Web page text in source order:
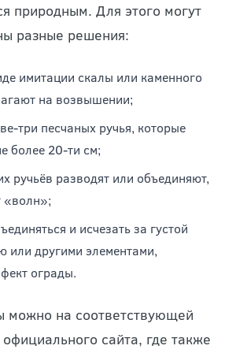
природным. Для этого могут
разные решения:
имитации скалы или каменного
на возвышении;
три песчаных ручья, которые
более 20-ти см;
ручьёв разводят или объединяют,
«волн»;
и исчезать за густой
или другими элементами,
ограды.
можно на соответствующей
сайта, где также